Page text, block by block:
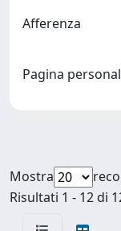
Afferenza
Pagina
Mostra
Risultati 1 - 12 di